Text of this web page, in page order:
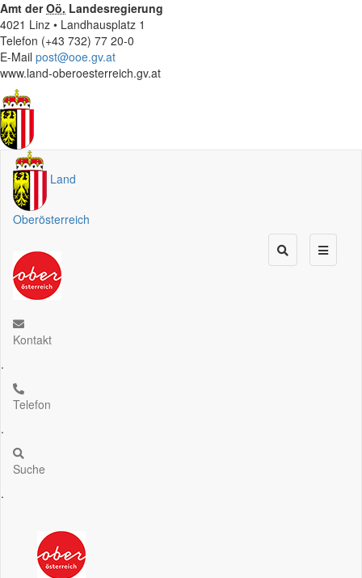
Amt derOö. Landesregierung
4021 Linz • Landhausplatz 1
Telefon (+43 732) 77 20-0
E-Mail post@ooe.gv.at
www.land-oberoesterreich.gv.at
Land
Oberösterreich
Kontakt
.
Telefon
.
Suche
.